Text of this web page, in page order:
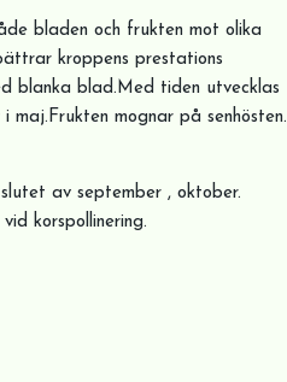
bladen och frukten mot olika
kroppens prestations
blanka blad.Med tiden utvecklas
mognar på senhösten.
av september , oktober.
korspollinering.